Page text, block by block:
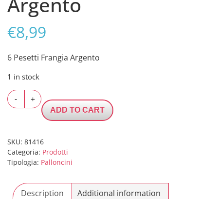
€8,99
6 Pesetti Frangia Argento
1 in stock
-
Pesetti
Frangia
quantity
+
ADD TO CART
SKU: 81416
Categoria: Prodotti
Tipologia: Palloncini
Description Additional information